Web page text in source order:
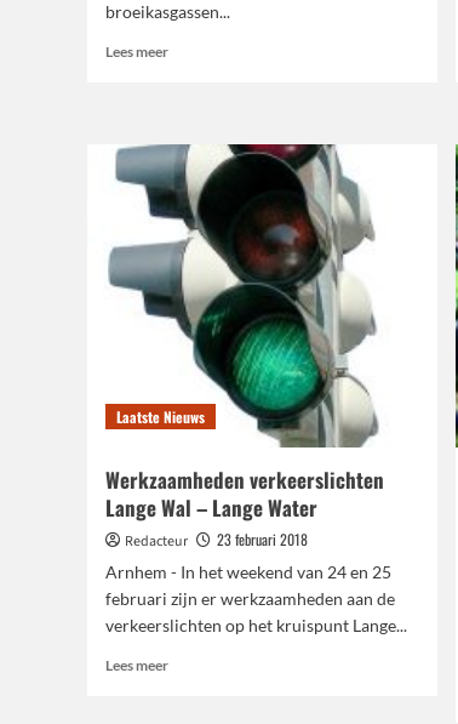
broeikasgassen...
Lees meerLees
wil
duurzame
LED-
verlichting
langs
alle
provinciale
wegen
Laatste Nieuws
Werkzaamheden verkeerslichten
Lange Wal – Lange Water
Redacteur
23 februari 2018
Arnhem - In het weekend van 24 en 25
februari zijn er werkzaamheden aan de
verkeerslichten op het kruispunt Lange...
Lees meerLees